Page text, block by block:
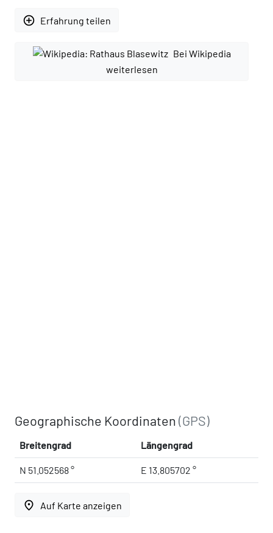
add_circle_outline Erfahrung teilen
Bei Wikipedia
weiterlesen
Geographische Koordinaten(GPS)
Breitengrad Längengrad
N 51.052568 ° E 13.805702 °
place Auf Karte anzeigen